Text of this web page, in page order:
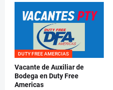
DUTY FREE AMERCIAS
Vacante de Auxiliar de
Bodega en Duty Free
Americas